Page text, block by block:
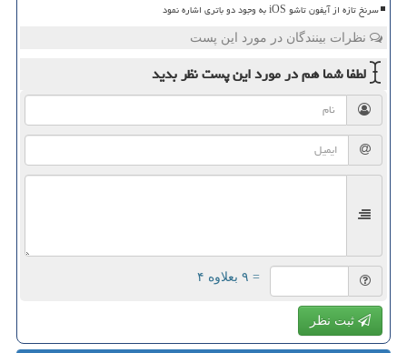
سرنخ تازه از آیفون تاشو iOS به وجود دو باتری اشاره نمود
نظرات بینندگان در مورد این پست
لطفا شما همدر مورد این پستنظر بدید
= ۹ بعلاوه ۴
ثبت نظر